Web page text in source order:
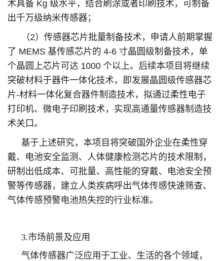
术具备 Kg 级水平，结合刷涂或者印刷技术，可制备
出千万级纳米传感器；
（2）传感器芯片批量制备技术，申请人前期掌握
了 MEMS 基传感芯片的 4-6 寸晶圆级制备技术，单
个晶圆上芯片可达 1000 个以上。后续本项目将继续
突破材料于器件一体化技术，即发展晶圆级传感器芯
片-材料一体化复合器件制造技术，拟通过柔性电子
打印机、微电子印刷技术，实现高通量传感器制造技
术关口。
基于上述研究，本项目将突破国外企业在柔性穿
戴、电池安全监测、人体健康检测芯片的技术限制，
研制出低成本、可批量、高性能的穿戴、电池安全预
警等传感器，建立人类疾病呼出气体传感快速筛查、
气体传感预警电池热失控的行业标准。
3.市场前景及应用
气体传感器广泛应用于工业、生活的各个领域，